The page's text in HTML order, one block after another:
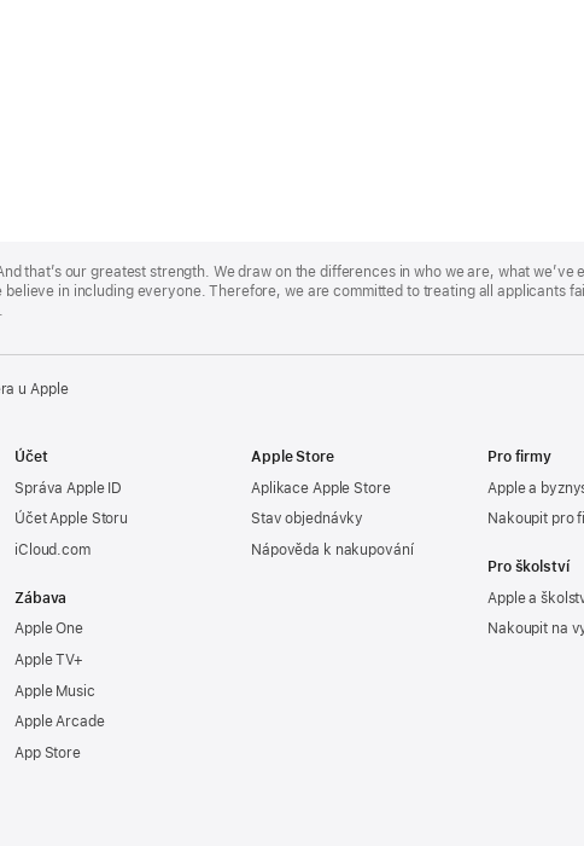
that’s our greatest strength. We draw on the differences in who we are, what
in including everyone. Therefore, we are committed to treating all applicants
u Apple
Účet
Správa Apple ID
Účet Apple Storu
iCloud.com
Zábava
Apple One
Apple TV+
Apple Music
Apple Arcade
App Store
Apple Store
Aplikace Apple Store
Stav objednávky
Nápověda k nakupování
Pro firmy
Apple a
Nakoupit pro
Pro školství
Apple a
Nakoupit na